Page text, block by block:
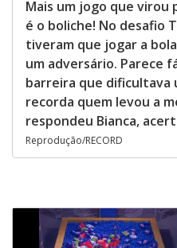
Mais um jogo que virou
é o boliche! No desafio
tiveram que jogar a
um adversário. Parece
barreira que dificultava
recorda quem levou a
respondeu Bianca,
Reprodução/RECORD